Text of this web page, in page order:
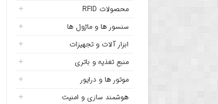
محصولات RFID
سنسور ها و ماژول ها
ابزار آلات و تجهیزات
منبع تغذیه و باتری
موتور ها و درایور
هوشمند سازی و امنیت